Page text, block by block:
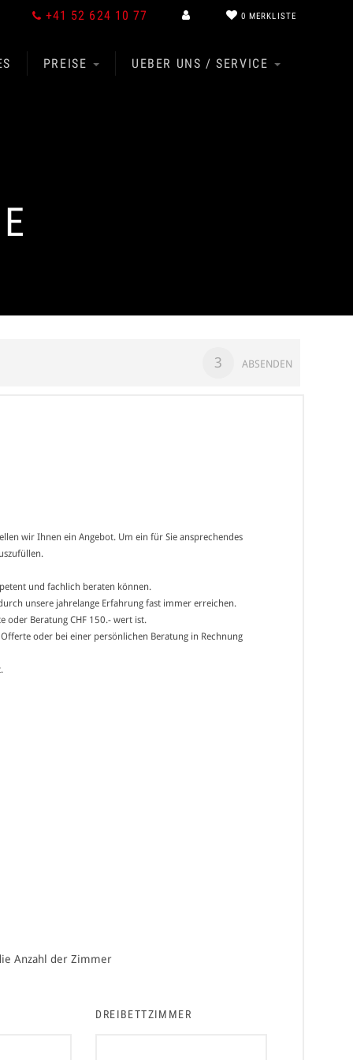
+41 52 624 10 77 0 MERKLISTE
PREISE UEBER UNS / SERVICE
3 ABSENDEN
wir Ihnen ein Angebot. Um ein für Sie ansprechendes
und fachlich beraten können.
unsere jahrelange Erfahrung fast immer erreichen.
oder Beratung CHF 150.- wert ist.
oder bei einer persönlichen Beratung in Rechnung
Anzahl der Zimmer
DREIBETTZIMMER